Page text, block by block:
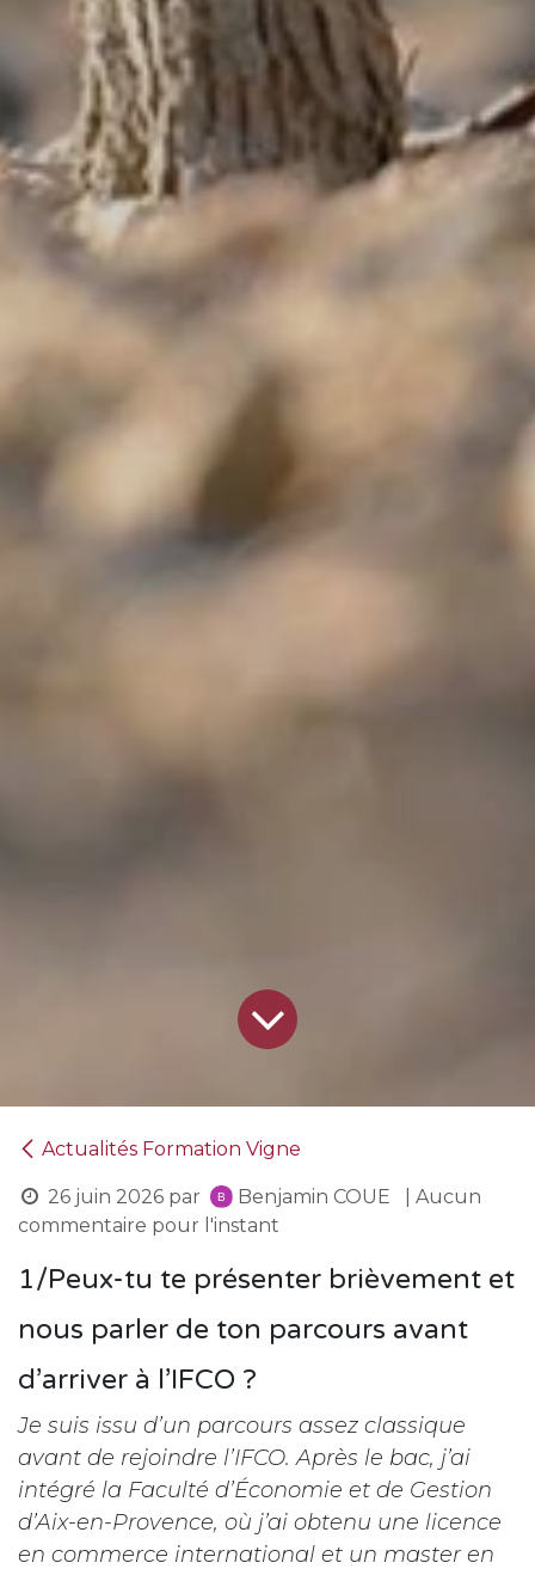
Actualités Formation Vigne
26 juin 2026 par Benjamin COUE
| Aucun
commentaire pour l'instant
1/Peux-tu te présenter brièvement et
nous parler de ton parcours avant
d’arriver à l’IFCO ?
Je suis issu d’un parcours assez classique
avant de rejoindre l’IFCO. Après le bac, j’ai
intégré la Faculté d’Économie et de Gestion
d’Aix-en-Provence, où j’ai obtenu une licence
en commerce international et un master en